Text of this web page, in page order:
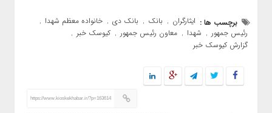
برچسب ها : ایثارگران , بانک , بانک دی , خانواده معظم شهدا ,
رئیس جمهور , شهدا , معاون رئیس جمهور , کیوسک خبر ,
گزارش کیوسک خبر
https://www.kioskekhabar.ir/?p=163614